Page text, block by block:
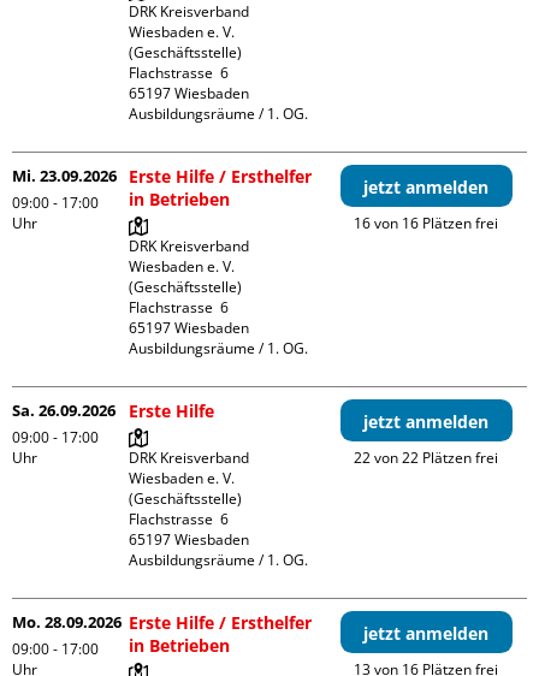
DRK Kreisverband
Wiesbaden e. V.
(Geschäftsstelle)
Flachstrasse  6
65197 Wiesbaden
Ausbildungsräume / 1. OG.
Mi. 23.09.2026
09:00 - 17:00
Uhr
Erste Hilfe / Ersthelfer
in Betrieben
DRK Kreisverband
Wiesbaden e. V.
(Geschäftsstelle)
Flachstrasse  6
65197 Wiesbaden
Ausbildungsräume / 1. OG.
jetzt anmelden
16 von 16 Plätzen frei
Sa. 26.09.2026
09:00 - 17:00
Uhr
Erste Hilfe
DRK Kreisverband
Wiesbaden e. V.
(Geschäftsstelle)
Flachstrasse  6
65197 Wiesbaden
Ausbildungsräume / 1. OG.
jetzt anmelden
22 von 22 Plätzen frei
Mo. 28.09.2026
09:00 - 17:00
Uhr
Erste Hilfe / Ersthelfer
in Betrieben
jetzt anmelden
13 von 16 Plätzen frei